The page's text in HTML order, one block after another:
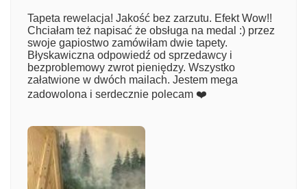
Numer zamówienia
Imię
Tapeta rewelacja! Jakość bez zarzutu. Efekt Wow!!
Chciałam też napisać że obsługa na medal :) przez
swoje gapiostwo zamówiłam dwie tapety.
Błyskawiczna odpowiedź od sprzedawcy i
bezproblemowy zwrot pieniędzy. Wszystko
załatwione w dwóch mailach. Jestem mega
zadowolona i serdecznie polecam ❤️